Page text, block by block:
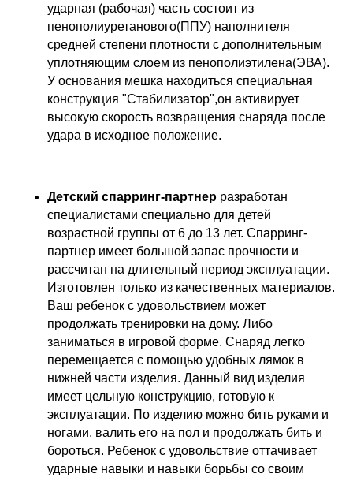
ударная (рабочая) часть состоит из
пенополиуретанового(ППУ) наполнителя
средней степени плотности с дополнительным
уплотняющим слоем из пенополиэтилена(ЭВА).
У основания мешка находиться специальная
конструкция "Стабилизатор",он активирует
высокую скорость возвращения снаряда после
удара в исходное положение.
Детский спарринг-партнер разработан
специалистами специально для детей
возрастной группы от 6 до 13 лет. Спарринг-
партнер имеет большой запас прочности и
рассчитан на длительный период эксплуатации.
Изготовлен только из качественных материалов.
Ваш ребенок с удовольствием может
продолжать тренировки на дому. Либо
заниматься в игровой форме. Снаряд легко
перемещается с помощью удобных лямок в
нижней части изделия. Данный вид изделия
имеет цельную конструкцию, готовую к
эксплуатации. По изделию можно бить руками и
ногами, валить его на пол и продолжать бить и
бороться. Ребенок с удовольствие оттачивает
ударные навыки и навыки борьбы со своим